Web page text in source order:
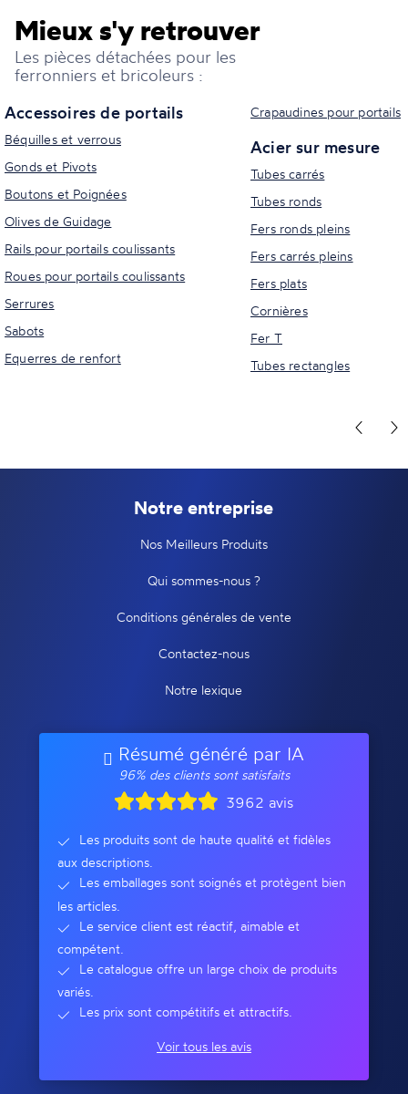
Mieux s'y retrouver
Les pièces détachées pour les
ferronniers et bricoleurs :
Accessoires de portails
Béquilles et verrous
Gonds et Pivots
Boutons et Poignées
Olives de Guidage
Rails pour portails coulissants
Roues pour portails coulissants
Serrures
Sabots
Equerres de renfort
Crapaudines pour portails
Acier sur mesure
Tubes carrés
Tubes ronds
Fers ronds pleins
Fers carrés pleins
Fers plats
Cornières
Fer T
Tubes rectangles
Notre entreprise
Nos Meilleurs Produits
Qui sommes-nous ?
Conditions générales de vente
Contactez-nous
Notre lexique
Résumé généré par IA
96% des clients sont satisfaits
3962 avis
Les produits sont de haute qualité et fidèles
aux descriptions.
Les emballages sont soignés et protègent bien
les articles.
Le service client est réactif, aimable et
compétent.
Le catalogue offre un large choix de produits
variés.
Les prix sont compétitifs et attractifs.
Voir tous les avis